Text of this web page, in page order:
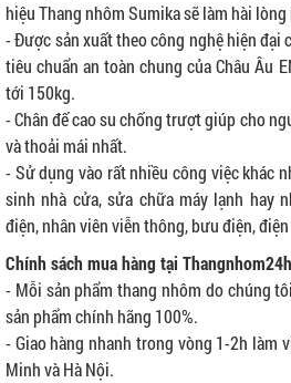
hiệu Thang nhôm Sumika sẽ làm hài
- Được sản xuất theo công nghệ hiện đại
tiêu chuẩn an toàn chung của Châu Âu
tới 150kg.
- Chân đế cao su chống trượt giúp cho
và thoải mái nhất.
- Sử dụng vào rất nhiều công việc khác
sinh nhà cửa, sửa chữa máy lạnh hay
điện, nhân viên viễn thông, bưu điện,
Chính sách mua hàng tại
- Mỗi sản phẩm thang nhôm do chúng
sản phẩm chính hãng 100%.
- Giao hàng nhanh trong vòng 1-2h làm
Minh và Hà Nội.